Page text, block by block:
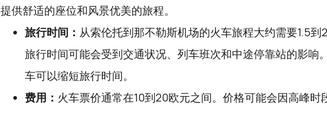
提供舒适的座位和风景优美的旅程。
旅行时间： 从索伦托到那不勒斯机场的火车旅程大约需要1.5到2
旅行时间可能会受到交通状况、列车班次和中途停靠站的影响
车可以缩短旅行时间。
费用： 火车票价通常在10到20欧元之间。价格可能会因高峰时